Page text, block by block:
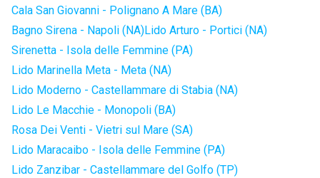
Cala San Giovanni - Polignano A Mare (BA)
Bagno Sirena - Napoli (NA)Lido Arturo - Portici (NA)
Sirenetta - Isola delle Femmine (PA)
Lido Marinella Meta - Meta (NA)
Lido Moderno - Castellammare di Stabia (NA)
Lido Le Macchie - Monopoli (BA)
Rosa Dei Venti - Vietri sul Mare (SA)
Lido Maracaibo - Isola delle Femmine (PA)
Lido Zanzibar - Castellammare del Golfo (TP)